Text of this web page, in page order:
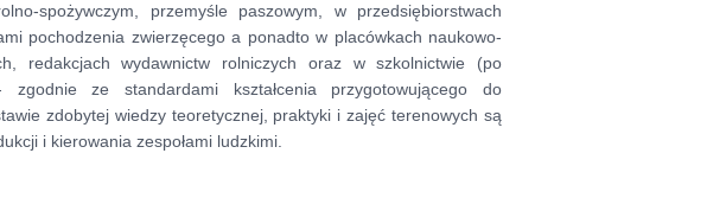
spożywczym, przemyśle paszowym, w przedsiębiorstwach
pochodzenia zwierzęcego a ponadto w placówkach naukowo-
redakcjach wydawnictw rolniczych oraz w szkolnictwie (po
zgodnie ze standardami kształcenia przygotowującego do
zdobytej wiedzy teoretycznej, praktyki i zajęć terenowych są
i kierowania zespołami ludzkimi.